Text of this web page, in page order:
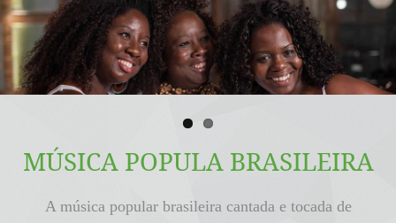
MÚSICA POPULA BRASILEIRA
A música popular brasileira cantada e tocada de